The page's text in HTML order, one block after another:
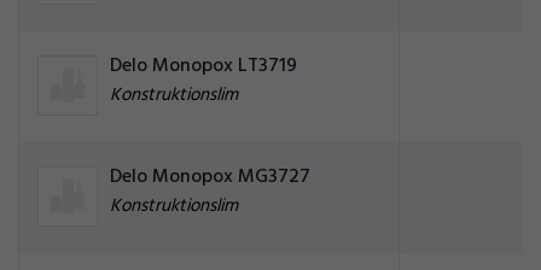
Delo Monopox LT3719
Konstruktionslim
Delo Monopox MG3727
Konstruktionslim